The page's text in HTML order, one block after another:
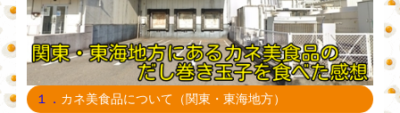
１． カネ美食品について（関東・東海地方）